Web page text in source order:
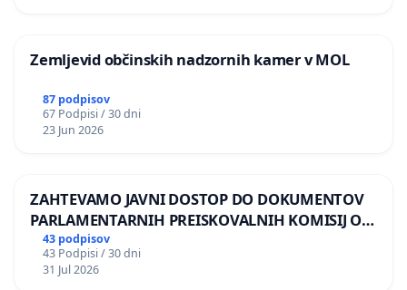
Zemljevid občinskih nadzornih kamer v MOL
87 podpisov
67 Podpisi / 30 dni
23 Jun 2026
ZAHTEVAMO JAVNI DOSTOP DO DOKUMENTOV
PARLAMENTARNIH PREISKOVALNIH KOMISIJ O
ILEGALNI TRGOVINI Z OROŽJEM
43 podpisov
43 Podpisi / 30 dni
31 Jul 2026